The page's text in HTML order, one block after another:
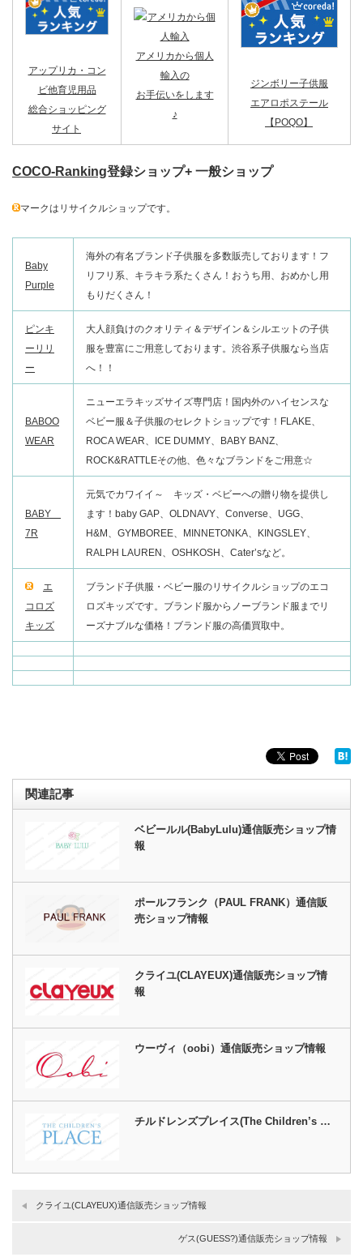
アップリカ・コン
ビ他育児用品
総合ショッピング
サイト
アメリカから個人
輸入の
お手伝いをします
♪
ジンボリー子供服
エアロポステール
【POQO】
COCO-Ranking登録ショップ+ 一般ショップ
マークはリサイクルショップです。
Baby
Purple
海外の有名ブランド子供服を多数販売しております！フ
リフリ系、キラキラ系たくさん！おうち用、おめかし用
もりだくさん！
ピンキ
ーリリ
ー
大人顔負けのクオリティ＆デザイン＆シルエットの子供
服を豊富にご用意しております。渋谷系子供服なら当店
へ！！
BABOO
WEAR
ニューエラキッズサイズ専門店！国内外のハイセンスな
ベビー服＆子供服のセレクトショップです！FLAKE、
ROCA WEAR、ICE DUMMY、BABY BANZ、
ROCK&RATTLEその他、色々なブランドをご用意☆
BABY
7R
元気でカワイイ～ キッズ・ベビーへの贈り物を提供し
ます！baby GAP、OLDNAVY、Converse、UGG、
H&M、GYMBOREE、MINNETONKA、KINGSLEY、
RALPH LAUREN、OSHKOSH、Cater’sなど。
エ
コロズ
キッズ
ブランド子供服・ベビー服のリサイクルショップのエコ
ロズキッズです。ブランド服からノーブランド服までリ
ーズナブルな価格！ブランド服の高価買取中。
関連記事
ベビールル(BabyLulu)通信販売ショップ情
報
ポールフランク（PAUL FRANK）通信販
売ショップ情報
クライユ(CLAYEUX)通信販売ショップ情
報
ウーヴィ（oobi）通信販売ショップ情報
チルドレンズプレイス(The Children’s …
クライユ(CLAYEUX)通信販売ショップ情報
ゲス(GUESS?)通信販売ショップ情報